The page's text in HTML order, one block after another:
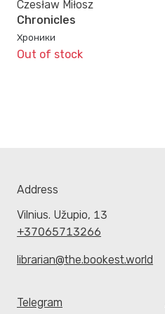
Czesław Miłosz
Chronicles
Хроники
Out of stock
Address
Vilnius. Užupio, 13
+37065713266
librarian@the.bookest.world
Telegram